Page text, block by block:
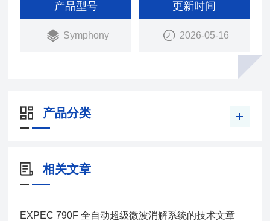
产品型号
Symphony
更新时间
2026-05-16
产品分类
相关文章
EXPEC 790F 全自动超级微波消解系统的技术文章